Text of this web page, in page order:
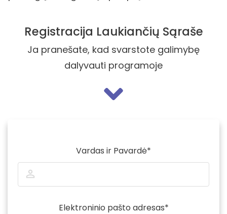
Registracija Laukiančių Sąraše
Ja pranešate, kad svarstote galimybę
dalyvauti programoje
Vardas ir Pavardė*
Elektroninio pašto adresas*